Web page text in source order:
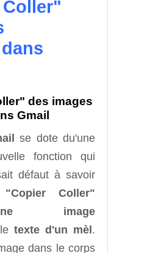
des images
Gmail
se dote du'une
fonction qui
défaut à savoir
"Copier Coller"
image
texte d'un mèl .
dans le corps